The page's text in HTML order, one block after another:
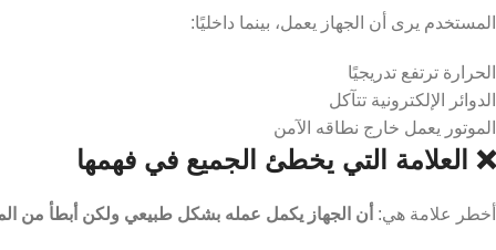
المستخدم يرى أن الجهاز يعمل، بينما داخليًا:
الحرارة ترتفع تدريجيًا
الدوائر الإلكترونية تتآكل
الموتور يعمل خارج نطاقه الآمن
❌ العلامة التي يخطئ الجميع في فهمها
أخطر علامة هي: أن الجهاز يكمل عمله بشكل طبيعي ولكن أبطأ من